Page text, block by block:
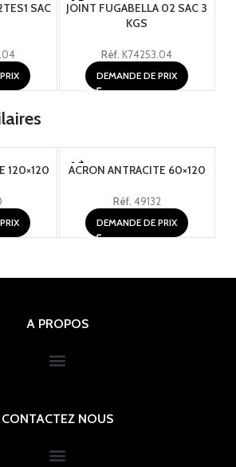
SAC
JOINT FUGABELLA 02 SAC 3
KGS
Réf.K74253.04
DEMANDE DE PRIX
120×120 ACRON ANTRACITE 60×120
Réf. 49132
DEMANDE DE PRIX
A PROPOS
CONTACTEZ NOUS